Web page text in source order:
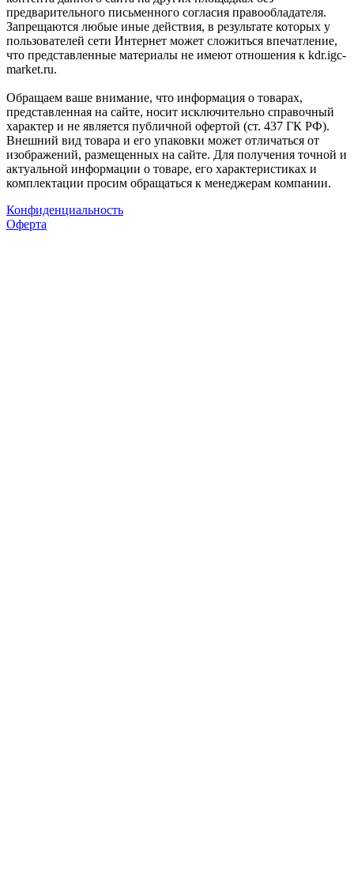
предварительного письменного согласия правообладателя.
Запрещаются любые иные действия, в результате которых у
пользователей сети Интернет может сложиться впечатление,
что представленные материалы не имеют отношения к kdr.igc-
market.ru.
Обращаем ваше внимание, что информация о товарах,
представленная на сайте, носит исключительно справочный
характер и не является публичной офертой (ст. 437 ГК РФ).
Внешний вид товара и его упаковки может отличаться от
изображений, размещенных на сайте. Для получения точной и
актуальной информации о товаре, его характеристиках и
комплектации просим обращаться к менеджерам компании.
Конфиденциальность
Оферта